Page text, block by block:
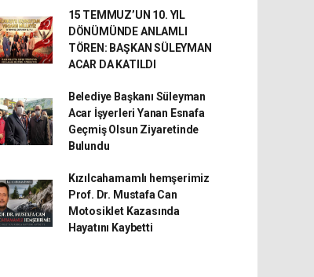
15 TEMMUZ’UN 10. YIL
DÖNÜMÜNDE ANLAMLI
TÖREN: BAŞKAN SÜLEYMAN
ACAR DA KATILDI
Belediye Başkanı Süleyman
Acar İşyerleri Yanan Esnafa
Geçmiş Olsun Ziyaretinde
Bulundu
Kızılcahamamlı hemşerimiz
Prof. Dr. Mustafa Can
Motosiklet Kazasında
Hayatını Kaybetti